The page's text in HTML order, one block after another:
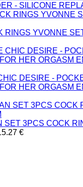
- SILICONE
RINGS YVONNE
DESIRE -
HER ORGASM
SET 3PCS COCK
€